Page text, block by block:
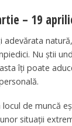
– 19
adevărata
Nu știi
îți poate
de muncă
situații